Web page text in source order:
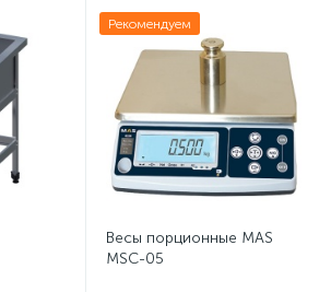
Рекомендуем
Весы порционные MAS
MSC-05